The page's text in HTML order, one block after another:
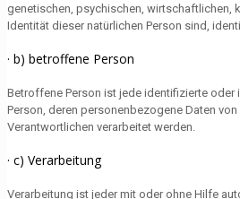
genetischen, psychischen, wirtschaftlichen,
Identität dieser natürlichen Person sind,
· b) betroffene Person
Betroffene Person ist jede identifizierte oder
Person, deren personenbezogene Daten
Verantwortlichen verarbeitet werden.
· c) Verarbeitung
Verarbeitung ist jeder mit oder ohne Hilfe